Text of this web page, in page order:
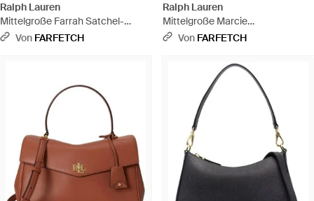
Ralph Lauren
Mittelgroße Farrah Satchel-
Tasche - Schwarz
Von FARFETCH
Ralph Lauren
Mittelgroße Marcie
Schultertasche - Grau
Von FARFETCH